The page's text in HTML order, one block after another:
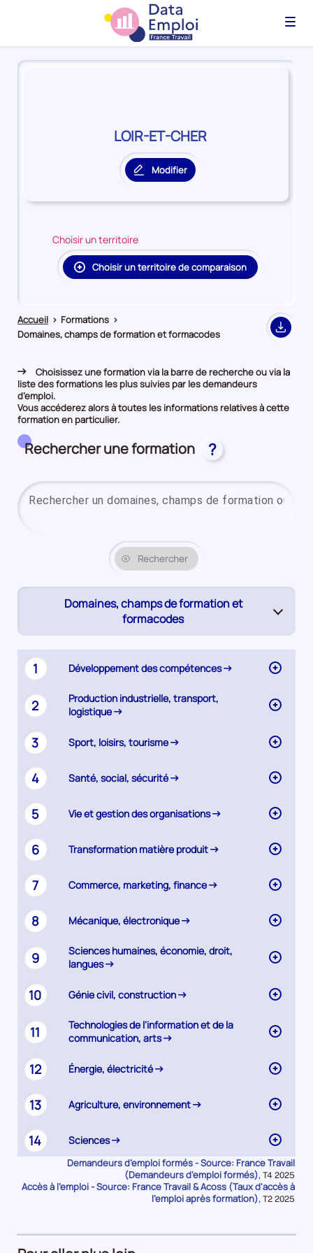
Menu
Panorama
LOIR-ET-CHER
Modifier
le
principal
Choisir un territoire
Choisir un territoire de comparaison
Accueil > Formations >
Domaines, champs de formation et formacodes
Export
Choisissez une formation via la barre de recherche ou via la
liste des formations les plus suivies par les demandeurs
d’emploi.
Vous accéderez alors à toutes les informations relatives à cette
formation en particulier.
Rechercher une formation ?
Rechercher
Domaines, champs de formation et
formacodes
(page
1 Développement des compétences
2
Production industrielle, transport,
logistique
3 Sport, loisirs, tourisme
4 Santé, social, sécurité
5 Vie et gestion des organisations
6 Transformation matière produit
7 Commerce, marketing, finance
8 Mécanique, électronique
9
Sciences humaines, économie, droit,
langues
10 Génie civil, construction
11
Technologies de l'information et de la
communication, arts
12 Énergie, électricité
13 Agriculture, environnement
14 Sciences
Demandeurs d’emploi formés - Source: France Travail
(Demandeurs d'emploi formés), Données
pour
la
T4 2025
Accès à l’emploi - Source: France Travail & Acoss (Taux d'accès à
l'emploi après formation), Données
T2 2025